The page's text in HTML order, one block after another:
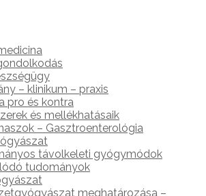
– klinikum – praxis
pro és kontra
és mellékhatásaik
– Gasztroenterológia
távolkeleti gyógymódok
tudományok
meghatározása –